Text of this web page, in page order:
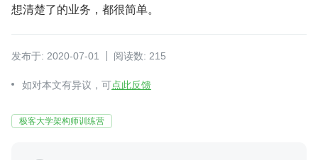
想清楚了的业务，都很简单。
发布于: 2020-07-01 阅读数: 215
如对本文有异议，可点此反馈
极客大学架构师训练营